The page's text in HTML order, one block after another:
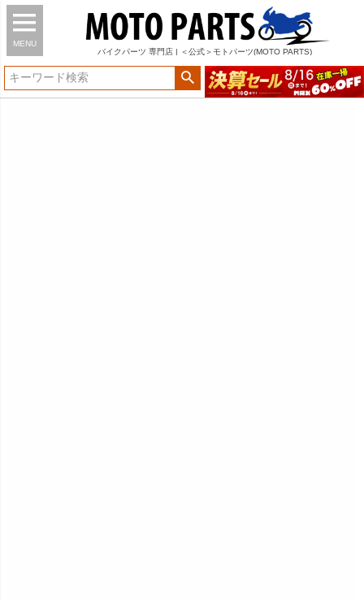
MENU
バイク パーツ 専門店 | ＜公式＞モトパーツ(MOTO PARTS)